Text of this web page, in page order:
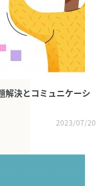
解決とコミュニケーシ
2023/07/20